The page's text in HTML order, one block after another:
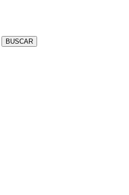
BUSCAR